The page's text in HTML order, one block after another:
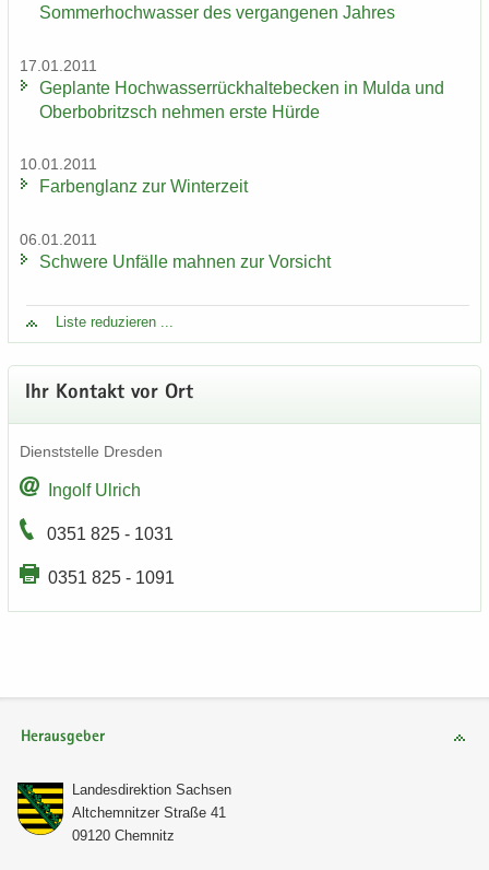
Som­mer­hoch­was­ser des ver­gan­ge­nen Jah­res
17.01.2011
Ge­plan­te Hoch­was­ser­rück­hal­te­be­cken in Mulda und
Ober­bobritzsch neh­men erste Hürde
10.01.2011
Far­ben­glanz zur Win­ter­zeit
06.01.2011
Schwe­re Un­fäl­le mah­nen zur Vor­sicht
Liste re­du­zie­ren ...
Ihr Kon­takt vor Ort
Dienst­stel­le Dres­den
In­golf Ul­rich
0351 825 - 1031
0351 825 - 1091
Herausgeber
Lan­des­di­rek­ti­on Sach­sen
Alt­chem­nit­zer Stra­ße 41
09120 Chem­nitz